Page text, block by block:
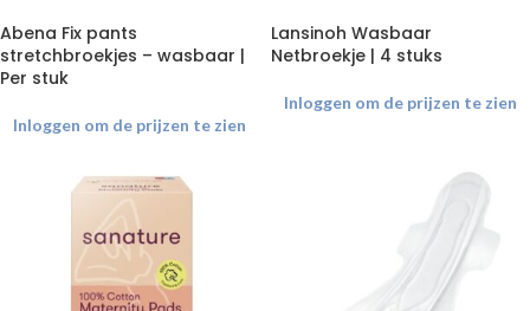
Abena Fix pants
stretchbroekjes – wasbaar |
Per stuk
Inloggen om de prijzen te zien
Lansinoh Wasbaar
Netbroekje | 4 stuks
Inloggen om de prijzen te zien